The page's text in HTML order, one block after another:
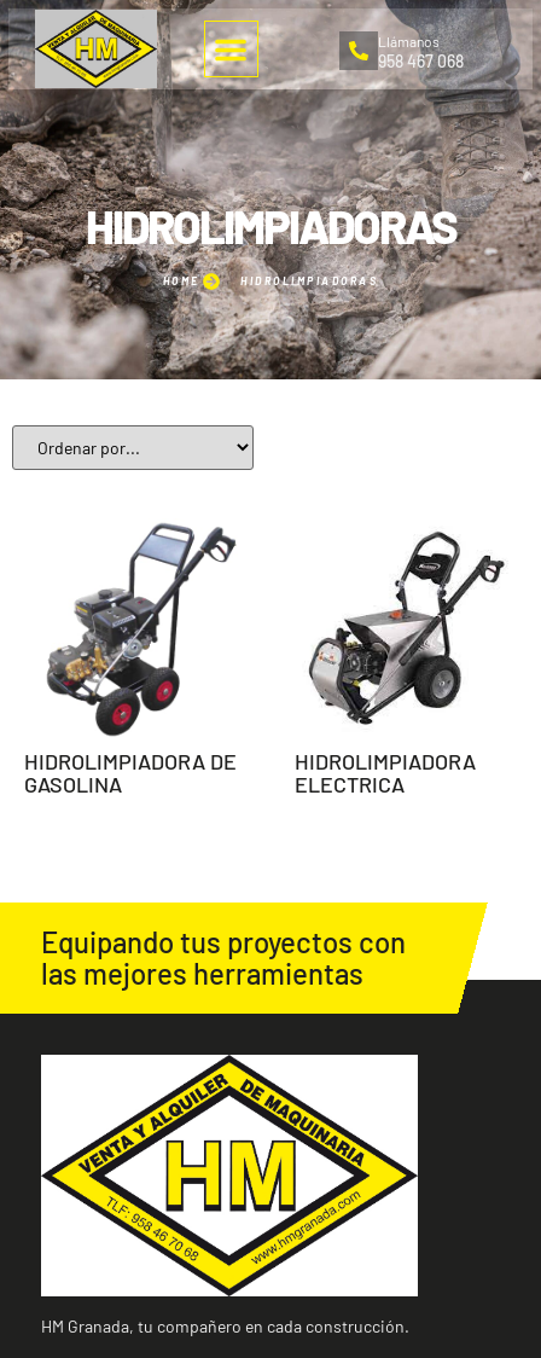
Llámanos
958 467 068
HIDROLIMPIADORAS
HOME HIDROLIMPIADORAS
HIDROLIMPIADORA DE
GASOLINA
HIDROLIMPIADORA
ELECTRICA
Equipando tus proyectos con
las mejores herramientas
HM Granada, tu compañero en cada construcción.